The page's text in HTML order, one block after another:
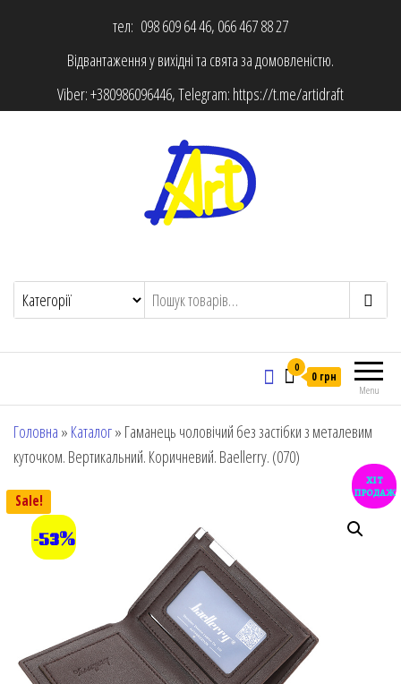
тел: 098 609 64 46, 066 467 88 27
Відвантаження у вихідні та свята за домовленістю.
Viber:+380986096446, Telegram: https://t.me/artidraft
Menu
0
0 грн
Головна » Каталог» Гаманець чоловічий без застібки з металевим
куточком. Вертикальний. Коричневий. Baellerry. (070)
Sale!
-53%
хіт
продаж